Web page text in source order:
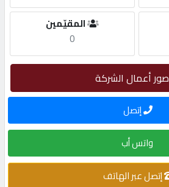
المقيّمين
0
صور أعمال الشركة
إتصل
واتس أب
إتصل عبر الهاتف